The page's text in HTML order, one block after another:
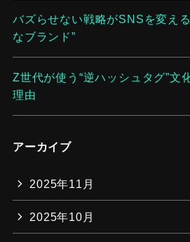
バズらせない戦略がSNSを変え
なブランド”
Z世代が使う“逆ハッシュタグ”文
理由
アーカイブ
2025年11月
2025年10月